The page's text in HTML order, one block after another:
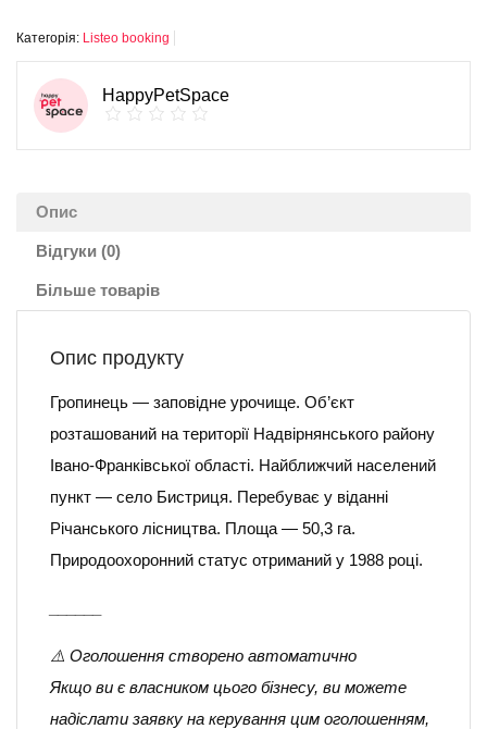
Категорія: Listeo booking
HappyPetSpace
Опис
Відгуки (0)
Більше товарів
Опис продукту
Гропинець — заповідне урочище. Об’єкт
розташований на території Надвірнянського району
Івано-Франківської області. Найближчий населений
пункт — село Бистриця. Перебуває у віданні
Річанського лісництва. Площа — 50,3 га.
Природоохоронний статус отриманий у 1988 році.
⚠️ Оголошення створено автоматично
Якщо ви є власником цього бізнесу, ви можете
надіслати заявку на керування цим оголошенням,